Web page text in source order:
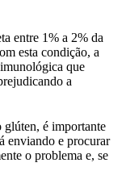
entre 1% a 2% da
esta condição, a
que
a
glúten, é importante
enviando e procurar
o problema e, se